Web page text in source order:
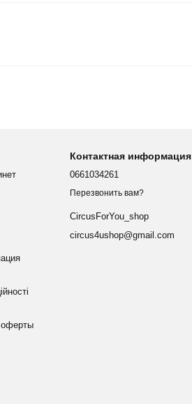
оферты
Контактная информация
0661034261
Перезвонить вам?
CircusForYou_shop
circus4ushop@gmail.com